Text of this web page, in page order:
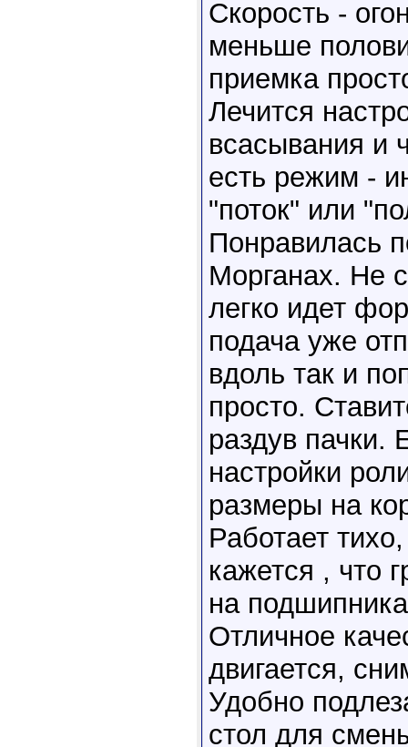
Скорость -
меньше
приемка
Лечится
всасывания и
есть режим -
"поток" или
Понравилась
Морганах. Не
легко идет
подача уже
вдоль так и
просто.
раздув пачки.
настройки
размеры на
Работает
кажется , что
на
Отличное
двигается,
Удобно
стол для